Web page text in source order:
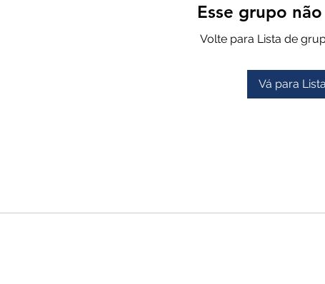
Esse grupo
Volte para Lista de
Vá para